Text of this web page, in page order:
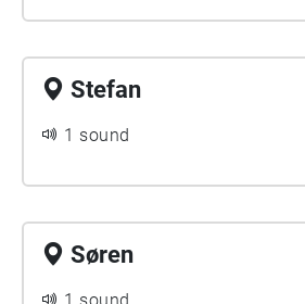
Stefan
1 sound
Søren